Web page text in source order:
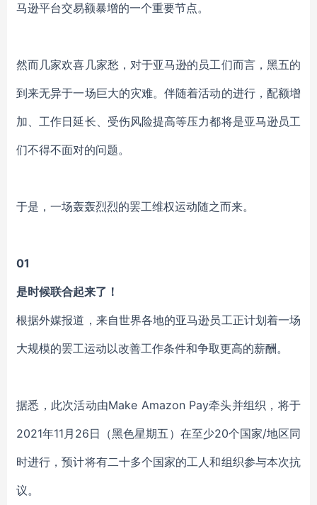
马逊平台交易额暴增的一个重要节点。
然而几家欢喜几家愁，对于亚马逊的员工们而言，黑五的
到来无异于一场巨大的灾难。伴随着活动的进行，配额增
加、工作日延长、受伤风险提高等压力都将是亚马逊员工
们不得不面对的问题。
于是，一场轰轰烈烈的罢工维权运动随之而来。
01
是时候联合起来了！
根据外媒报道，来自世界各地的亚马逊员工正计划着一场
大规模的罢工运动以改善工作条件和争取更高的薪酬。
据悉，此次活动由Make Amazon Pay牵头并组织，将于
2021年11月26日（黑色星期五）在至少20个国家/地区同
时进行，预计将有二十多个国家的工人和组织参与本次抗
议。